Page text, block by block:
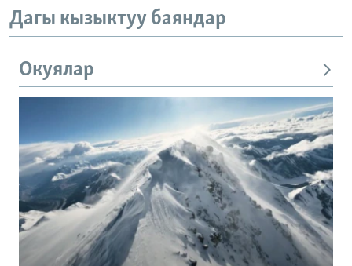
Дагы кызыктуу баяндар
Окуялар